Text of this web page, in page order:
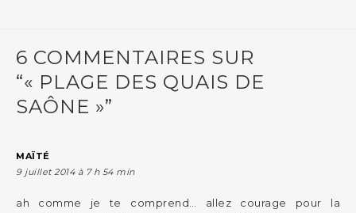
6 COMMENTAIRES SUR
“« PLAGE DES QUAIS DE
SAÔNE »”
MAÏTÉ
9 juillet 2014 à 7 h 54 min
ah comme je te comprend… allez courage pour la